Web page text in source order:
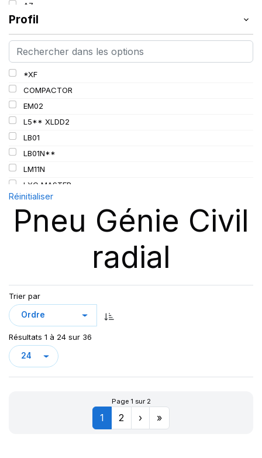
A7
B
D2
E
Profil
*XF
COMPACTOR
EM02
L5** XLDD2
LB01
LB01N**
LM11N
LXC MASTER
PILOTE XLC
X-CRANE+
X-CRANE AT
XHA2
XHD1
XLDD2
XMINED2
XMINE D2 PRO
Réinitialiser
Pneu Génie Civil
radial
Trier par
Résultats 1 à 24 sur 36
Page 1 sur 2
1 2 › »